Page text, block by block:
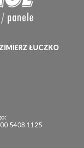
ŁUCZKO
5408 1125